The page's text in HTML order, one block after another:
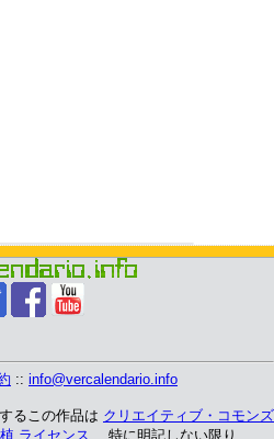
:: info@vercalendario.info
るこの作品は クリエイティブ・コモンズ
ライセンス 、 特に明記しない限り.